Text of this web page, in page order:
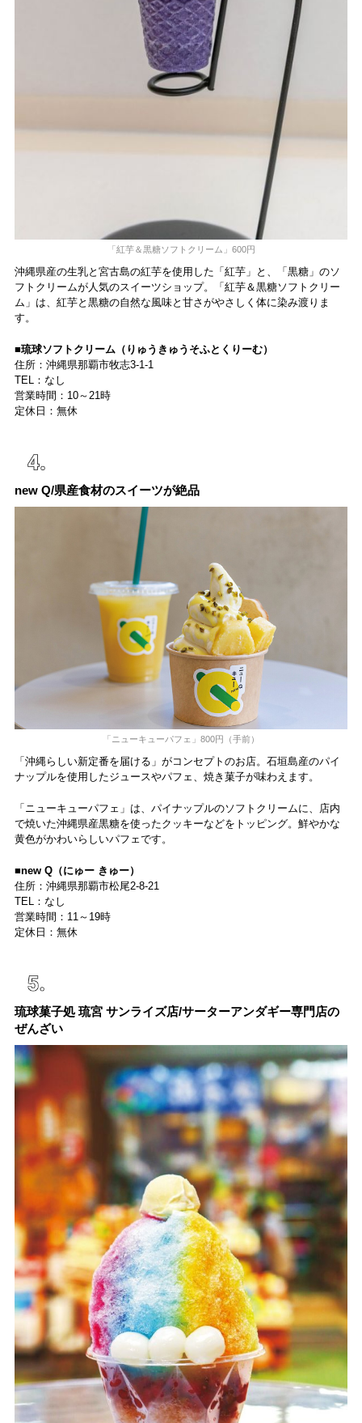
「紅芋＆黒糖ソフトクリーム」600円
沖縄県産の生乳と宮古島の紅芋を使用した「紅芋」と、「黒糖」のソ
フトクリームが人気のスイーツショップ。「紅芋＆黒糖ソフトクリー
ム」は、紅芋と黒糖の自然な風味と甘さがやさしく体に染み渡りま
す。
■琉球ソフトクリーム（りゅうきゅうそふとくりーむ）
住所：沖縄県那覇市牧志3-1-1
TEL：なし
営業時間：10～21時
定休日：無休
new Q/県産食材のスイーツが絶品
「ニューキューパフェ」800円（手前）
「沖縄らしい新定番を届ける」がコンセプトのお店。石垣島産のパイ
ナップルを使用したジュースやパフェ、焼き菓子が味わえます。
「ニューキューパフェ」は、パイナップルのソフトクリームに、店内
で焼いた沖縄県産黒糖を使ったクッキーなどをトッピング。鮮やかな
黄色がかわいらしいパフェです。
■new Q（にゅー きゅー）
住所：沖縄県那覇市松尾2-8-21
TEL：なし
営業時間：11～19時
定休日：無休
琉球菓子処 琉宮 サンライズ店/サーターアンダギー専門店の
ぜんざい